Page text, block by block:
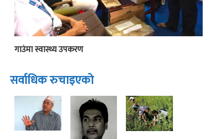
गाउंमा स्वास्थ्य उपकरण
सर्वाधिक रुचाइएको